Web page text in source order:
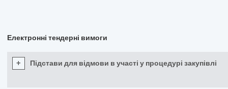
Електронні тендерні вимоги
+ Підстави для відмови в участі у процедурі закупівлі